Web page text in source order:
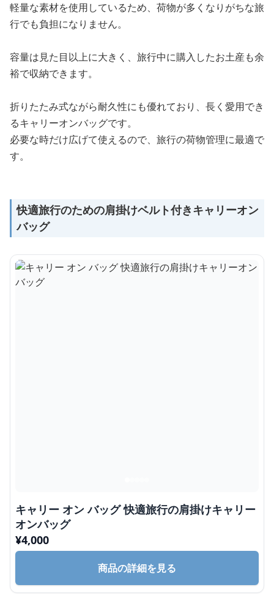
軽量な素材を使用しているため、荷物が多くなりがちな旅
行でも負担になりません。
容量は見た目以上に大きく、旅行中に購入したお土産も余
裕で収納できます。
折りたたみ式ながら耐久性にも優れており、長く愛用でき
るキャリーオンバッグです。
必要な時だけ広げて使えるので、旅行の荷物管理に最適で
す。
快適旅行のための肩掛けベルト付きキャリーオン
バッグ
キャリー オン バッグ 快適旅行の肩掛けキャリー
オンバッグ
¥4,000
商品の詳細を見る